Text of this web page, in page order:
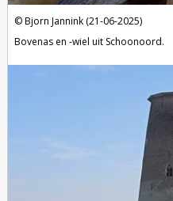
Bjorn Jannink (21-06-2025)
Bovenas en -wiel uit Schoonoord.